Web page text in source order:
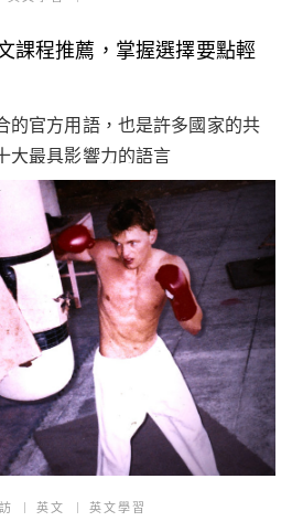
課程推薦，掌握選擇要點輕
的官方用語，也是許多國家的共
大最具影響力的語言
英文 英文學習